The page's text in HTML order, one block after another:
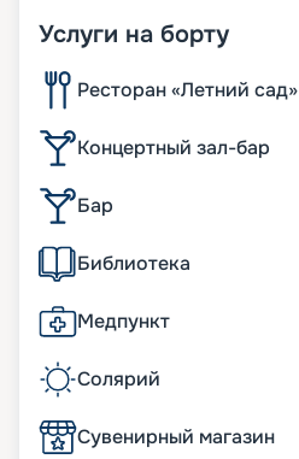
Услуги на борту
Ресторан «Летний сад»
Концертный зал-бар
Бар
Библиотека
Медпункт
Солярий
Сувенирный магазин